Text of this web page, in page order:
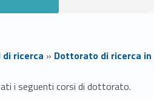
ricerca » Dottorato di ricerca
i seguenti corsi di dottorato.